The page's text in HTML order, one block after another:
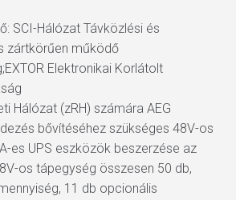
SCI-Hálózat Távközlési és
zártkörűen működő
Elektronikai Korlátolt
Hálózat (zRH) számára AEG
bővítéséhez szükséges 48V-os
es UPS eszközök beszerzése az
os tápegység összesen 50 db,
11 db opcionális